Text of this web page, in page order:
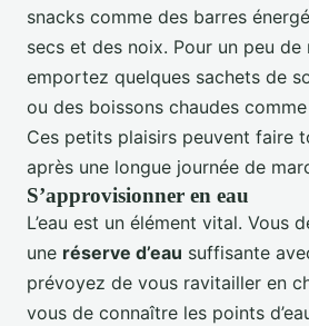
snacks comme des barres
secs et des noix. Pour un peu
emportez quelques sachets de
ou des boissons chaudes
Ces petits plaisirs peuvent faire
après une longue journée de
S’approvisionner en eau
L’eau est un élément vital. Vous
une réserve d’eau suffisante
prévoyez de vous ravitailler en
vous de connaître les points